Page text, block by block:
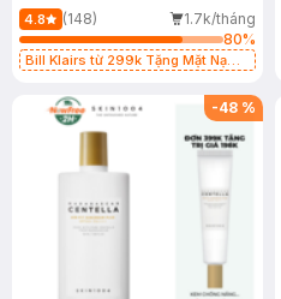
4.8 (148)
1.7k/tháng
80%
Bill Klairs từ 299k Tặng Mặt Nạ
25ml (SL Có Hạn)
-48 %